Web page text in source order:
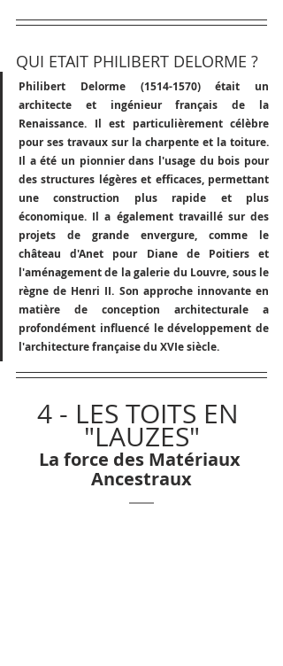
QUI ETAIT PHILIBERT DELORME ?
Philibert Delorme (1514-1570) était un
architecte et ingénieur français de la
Renaissance. Il est particulièrement célèbre
pour ses travaux sur la charpente et la toiture.
Il a été un pionnier dans l'usage du bois pour
des structures légères et efficaces, permettant
une construction plus rapide et plus
économique. Il a également travaillé sur des
projets de grande envergure, comme le
château d'Anet pour Diane de Poitiers et
l'aménagement de la galerie du Louvre, sous le
règne de Henri II. Son approche innovante en
matière de conception architecturale a
profondément influencé le développement de
l'architecture française du XVIe siècle.
4 - LES TOITS EN
"LAUZES"
La force des Matériaux
Ancestraux